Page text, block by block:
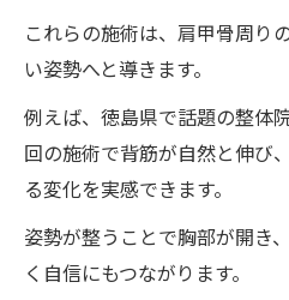
これらの施術は、肩甲骨周り
い姿勢へと導きます。
例えば、徳島県で話題の整体
回の施術で背筋が自然と伸び
る変化を実感できます。
姿勢が整うことで胸部が開き
く自信にもつながります。